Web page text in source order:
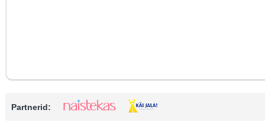
Partnerid: